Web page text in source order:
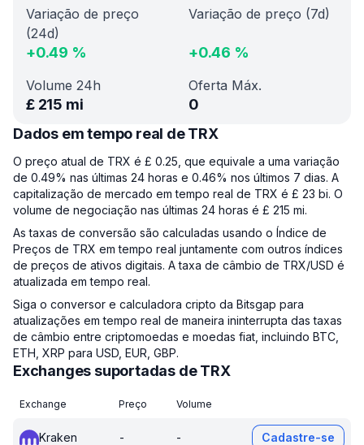
Variação de preço
(24d)
+0.49 %
Variação de preço (7d)
+0.46 %
Volume 24h
£ 215 mi
Oferta Máx.
0
Dados em tempo real de TRX
O preço atual de TRX é £ 0.25, que equivale a uma variação
de 0.49% nas últimas 24 horas e 0.46% nos últimos 7 dias. A
capitalização de mercado em tempo real de TRX é £ 23 bi. O
volume de negociação nas últimas 24 horas é £ 215 mi.
As taxas de conversão são calculadas usando o Índice de
Preços de TRX em tempo real juntamente com outros índices
de preços de ativos digitais. A taxa de câmbio de TRX/USD é
atualizada em tempo real.
Siga o conversor e calculadora cripto da Bitsgap para
atualizações em tempo real de maneira ininterrupta das taxas
de câmbio entre criptomoedas e moedas fiat, incluindo BTC,
ETH, XRP para USD, EUR, GBP.
Exchanges suportadas de TRX
Exchange Preço Volume
Kraken - - Cadastre-se